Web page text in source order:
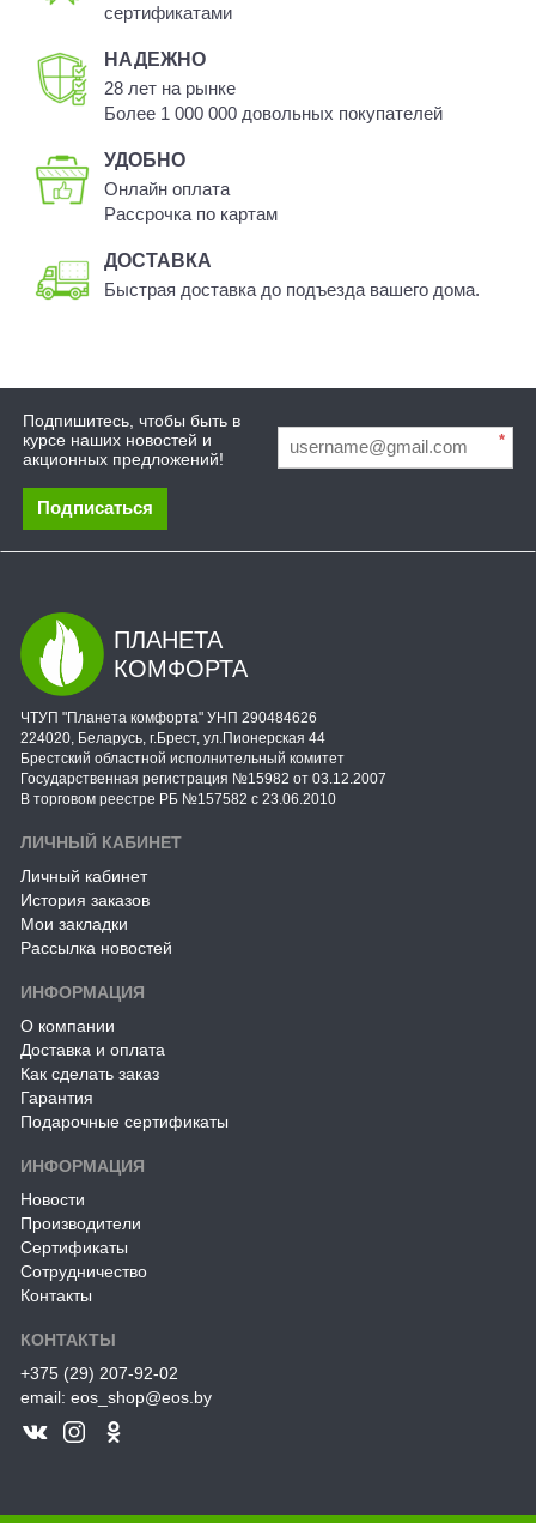
сертификатами
НАДЕЖНО
28 лет на рынке
Более 1 000 000 довольных покупателей
УДОБНО
Онлайн оплата
Рассрочка по картам
ДОСТАВКА
Быстрая доставка до подъезда вашего дома.
Подпишитесь, чтобы быть в
курсе наших новостей и
акционных предложений!
*
Подписаться
ПЛАНЕТА
КОМФОРТА
ЧТУП "Планета комфорта" УНП 290484626
224020, Беларусь, г.Брест, ул.Пионерская 44
Брестский областной исполнительный комитет
Государственная регистрация №15982 от 03.12.2007
В торговом реестре РБ №157582 с 23.06.2010
ЛИЧНЫЙ КАБИНЕТ
Личный кабинет
История заказов
Мои закладки
Рассылка новостей
ИНФОРМАЦИЯ
О компании
Доставка и оплата
Как сделать заказ
Гарантия
Подарочные сертификаты
ИНФОРМАЦИЯ
Новости
Производители
Сертификаты
Сотрудничество
Контакты
КОНТАКТЫ
+375 (29) 207-92-02
email: eos_shop@eos.by